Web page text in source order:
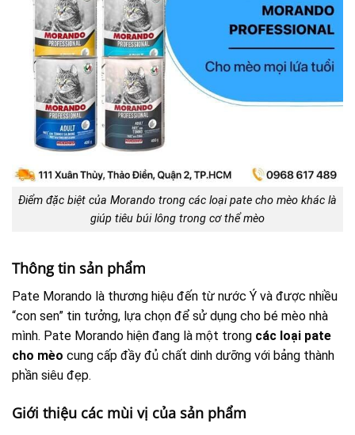
Điểm đặc biệt của Morando trong các loại pate cho mèo khác là
giúp tiêu búi lông trong cơ thể mèo
Thông tin sản phẩm
Pate Morando là thương hiệu đến từ nước Ý và được nhiều
“con sen” tin tưởng, lựa chọn để sử dụng cho bé mèo nhà
mình. Pate Morando hiện đang là một trong các loại pate
cho mèo cung cấp đầy đủ chất dinh dưỡng với bảng thành
phần siêu đẹp.
Giới thiệu các mùi vị của sản phẩm